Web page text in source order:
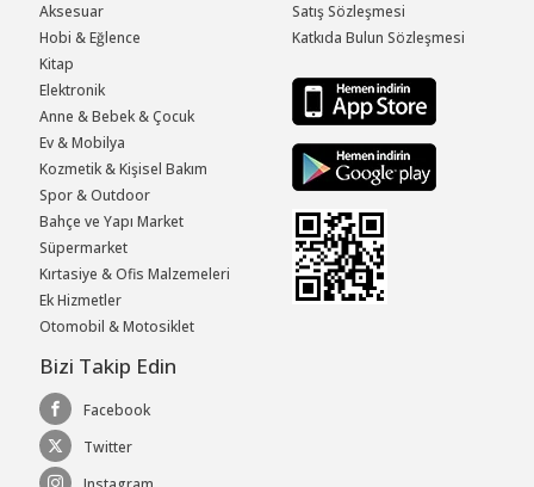
Aksesuar
Hobi & Eğlence
Kitap
Elektronik
Anne & Bebek & Çocuk
Ev & Mobilya
Kozmetik & Kişisel Bakım
Spor & Outdoor
Bahçe ve Yapı Market
Süpermarket
Kırtasiye & Ofis Malzemeleri
Ek Hizmetler
Otomobil & Motosiklet
Satış Sözleşmesi
Katkıda Bulun Sözleşmesi
Bizi Takip Edin
Facebook
Twitter